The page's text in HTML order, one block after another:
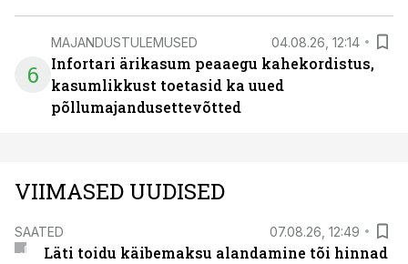
6
MAJANDUSTULEMUSED 04.08.26, 12:14
Infortari ärikasum peaaegu kahekordistus,
kasumlikkust toetasid ka uued
põllumajandusettevõtted
VIIMASED UUDISED
SAATED 07.08.26, 12:49
Läti toidu käibemaksu alandamine tõi hinnad